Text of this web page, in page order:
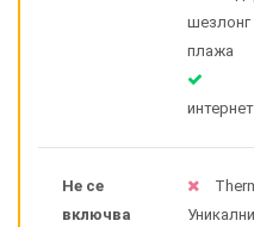
шезлонг
плажа
интернет
Не се
включва